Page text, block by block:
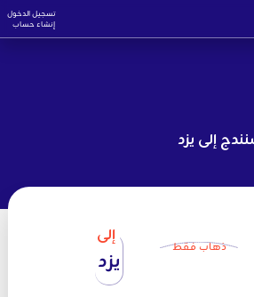
تسجيل الدخول
إنشاء حساب
إلى يزد
ذهاب فقط
إلى
يزد